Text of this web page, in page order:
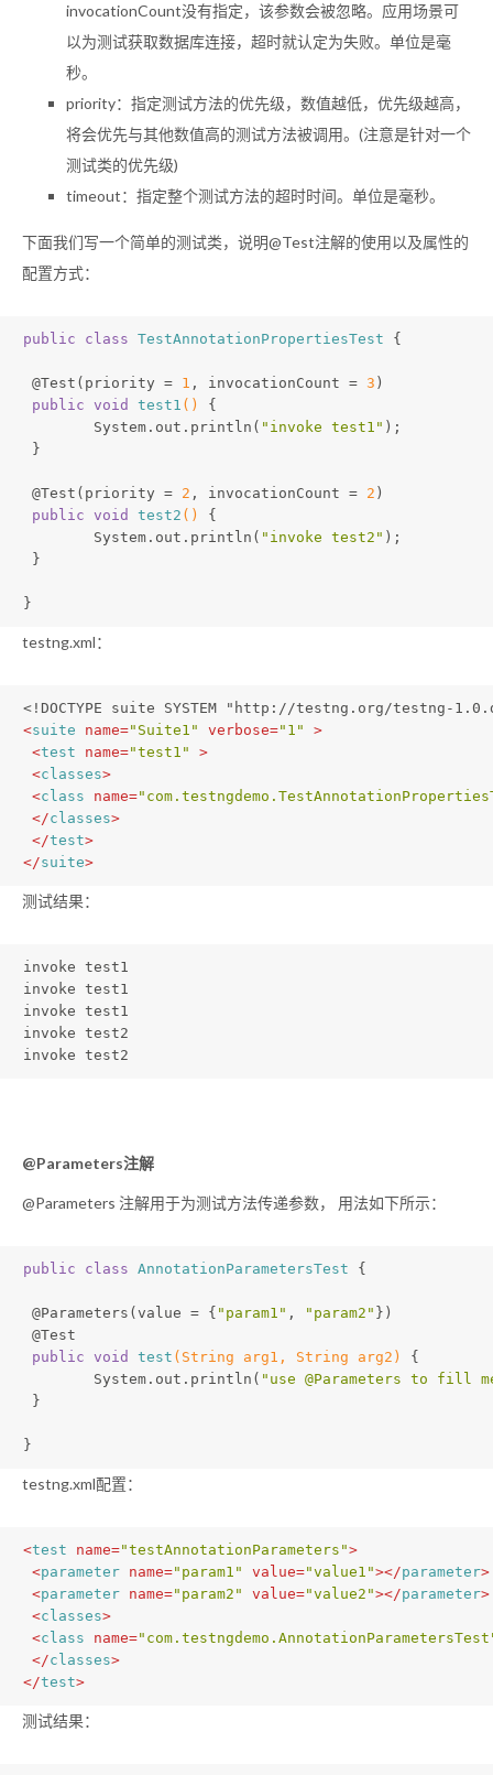
invocationCount没有指定，该参数会被忽略。应用场景可
以为测试获取数据库连接，超时就认定为失败。单位是毫
秒。
priority：指定测试方法的优先级，数值越低，优先级越高，
将会优先与其他数值高的测试方法被调用。(注意是针对一个
测试类的优先级)
timeout：指定整个测试方法的超时时间。单位是毫秒。
下面我们写一个简单的测试类，说明@Test注解的使用以及属性的
配置方式：
public class TestAnnotationPropertiesTest {
@Test (priority = 1 , invocationCount = 3 )
public void test1 ()
{
System.out.println( "invoke test1" );
}
@Test (priority = 2 , invocationCount = 2 )
public void test2 ()
{
System.out.println( "invoke test2" );
}
}
testng.xml：
<!DOCTYPE suite SYSTEM "http://testng.org/testng-
<suite name="Suite1" verbose="1"
>
<test name="test1"
>
<classes>
<class name=
</classes>
</test>
</suite>
测试结果：
invoke test1
invoke test1
invoke test1
invoke test2
invoke test2
@Parameters注解
@Parameters 注解用于为测试方法传递参数， 用法如下所示：
public class AnnotationParametersTest {
@Parameters (value = { "param1" , "param2" })
@Test
public void test (String arg1, String arg2)
{
System.out.println( "use @Parameters to fill
}
}
testng.xml配置：
<test name="testAnnotationParameters">
<parameter name="param1" value="value1"></parameter>
<parameter name="param2" value="value2"></parameter>
<classes>
<class name=
</classes>
</test>
测试结果：